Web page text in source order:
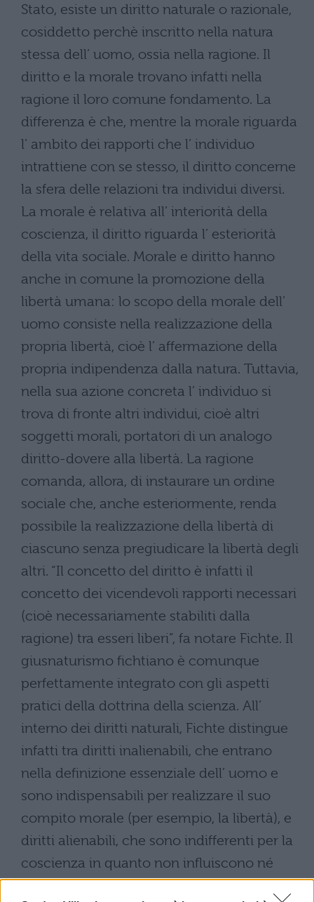
Stato, esiste un diritto naturale o razionale,
cosiddetto perchè inscritto nella natura
stessa dell’ uomo, ossia nella ragione. Il
diritto e la morale trovano infatti nella
ragione il loro comune fondamento. La
differenza è che, mentre la morale riguarda
l’ ambito dei rapporti che l’ individuo
intrattiene con se stesso, il diritto concerne
la sfera delle relazioni tra individui diversi.
La morale è relativa all’ interiorità della
coscienza, il diritto riguarda l’ esteriorità
della vita sociale. Morale e diritto hanno
anche in comune la promozione della
libertà umana: lo scopo della morale dell’
uomo consiste nella realizzazione della
propria libertà, cioè l’ affermazione della
propria indipendenza dalla natura. Tuttavia,
nella sua azione concreta l’ individuo si
trova di fronte altri individui, cioè altri
soggetti morali, portatori di un analogo
diritto-dovere alla libertà. La ragione
comanda, allora, di instaurare un ordine
sociale che, anche esteriormente, renda
possibile la realizzazione della libertà di
ciascuno senza pregiudicare la libertà degli
altri. “Il concetto del diritto è infatti il
concetto dei vicendevoli rapporti necessari
(cioè necessariamente stabiliti dalla
ragione) tra esseri liberi”, fa notare Fichte. Il
giusnaturismo fichtiano è comunque
perfettamente integrato con gli aspetti
pratici della dottrina della scienza. All’
interno dei diritti naturali, Fichte distingue
infatti tra diritti inalienabili, che entrano
nella definizione essenziale dell’ uomo e
sono indispensabili per realizzare il suo
compito morale (per esempio, la libertà), e
diritti alienabili, che sono indifferenti per la
coscienza in quanto non influiscono né
positivamente né negativamente sulla